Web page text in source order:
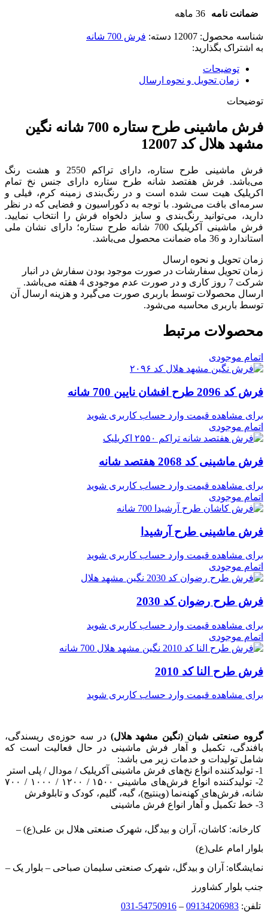
ضمانت نامه 36 ماهه
شناسه محصول: 12007 دسته: فرش 700 شانه
به اشتراک بگذارید:
توضیحات
زمان تحویل و نحوه ارسال
توضیحات
فرش ماشینی طرح ستاره 700 شانه نگین
مشهد هلال کد 12007
فرش ماشینی طرح ستاره، دارای تراکم 2550 و هشت رنگ
می‌باشد. فرش هفتصد شانه طرح ستاره دارای جنس نخ تمام
اکریلیک هیت ست شده است و در رنگ‌بندی زمینه کرم، فیلی و
سرمه‌ای بافت می‌شود. با توجه به دکوراسیون و فضایی که در نظر
دارید، می‌توانید رنگ‌بندی و سایز دلخواه فرش را انتخاب نمایید.
فرش ماشینی آکریلیک 700 شانه طرح ستاره؛ دارای نشان ملی
استاندارد و 36 ماه ضمانت محصول می‌باشد.
زمان تحویل و نحوه ارسال
زمان تحویل سفارشات در صورت موجود بودن سفارش در انبار
شرکت 7 روز کاری و در صورت عدم موجودی 4 هفته می‌باشد.
ارسال محصولات توسط باربری صورت می‌گیرد و هزینه ارسال آن
توسط باربری محاسبه می‌شود.
محصولات مرتبط
اتمام موجودی
فرش کد 2096 طرح افشان نایین 700 شانه
برای مشاهده قیمت وارد حساب کاربری شوید
اتمام موجودی
فرش ماشینی کد 2068 هفتصد شانه
برای مشاهده قیمت وارد حساب کاربری شوید
اتمام موجودی
فرش ماشینی طرح آرشیدا
برای مشاهده قیمت وارد حساب کاربری شوید
اتمام موجودی
فرش طرح رضوان کد 2030
برای مشاهده قیمت وارد حساب کاربری شوید
اتمام موجودی
فرش طرح النا کد 2010
برای مشاهده قیمت وارد حساب کاربری شوید
گروه صنعتی شبان (نگین مشهد هلال) در سه حوزه‌ی ریسندگی،
بافندگی، تکمیل و آهار فرش ماشینی در حال فعالیت است که
شامل تولیدات و خدمات زیر می باشد:
1- تولیدکننده انواع نخ‌های فرش ماشینی آکریلیک / مودال / پلی استر
2- تولیدکننده انواع فرش‌های ماشینی ۱۵۰۰ / ۱۲۰۰ / ۱۰۰۰ / ۷۰۰
شانه، فرش‌های کهنه‌نما (وینتیج)، گبه، گلیم، کودک و تابلوفرش
3- خط تکمیل و آهار انواع فرش ماشینی
کارخانه: کاشان، آران و بیدگل، شهرک صنعتی هلال بن علی(ع) –
بلوار امام علی(ع)
نمایشگاه: آران و بیدگل، شهرک صنعتی سلیمان صباحی – بلوار یک –
جنب بلوار کشاورز
تلفن: 09134206983
–
54750916-031